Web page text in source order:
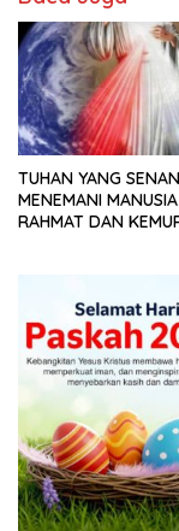
TUHAN YANG
MENEMANI
RAHMAT DAN